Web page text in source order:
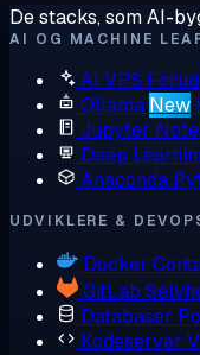
De stacks, som AI-
AI OG MACHINE
AI VPS
Ollama New
Jupyter
Deep
Anaconda
UDVIKLERE &
Docker
GitLab
Databaser
Kodeserver